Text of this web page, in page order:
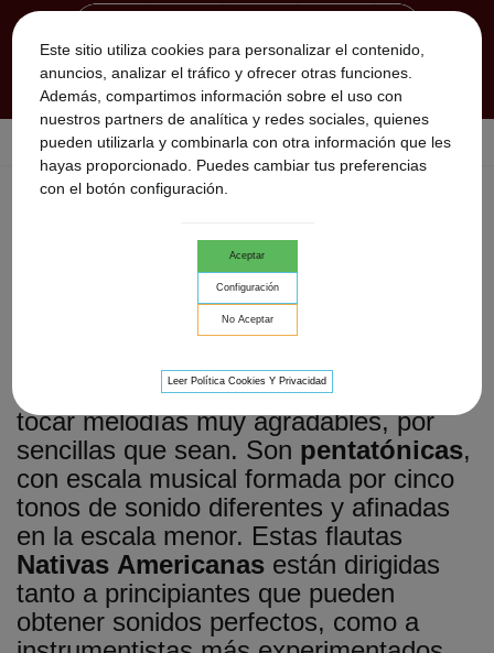
Este sitio utiliza cookies para personalizar el contenido,
anuncios, analizar el tráfico y ofrecer otras funciones.
Además, compartimos información sobre el uso con
nuestros partners de analítica y redes sociales, quienes
pueden utilizarla y combinarla con otra información que les
hayas proporcionado. Puedes cambiar tus preferencias
con el botón configuración.
Aceptar
Configuración
No Aceptar
Leer Política Cookies Y Privacidad
Inicio > Flautas Nativas > Nativas Americanas
NATIVAS AMERICANAS
Nativas Americanas
tradicionales cuya armonía significa
que siempre permanece intacta.Se
fabrican en todas las tonalidades. Este
maravilloso instrumento no requiere
conocimientos previos; todos pueden
tocar melodías muy agradables, por
sencillas que sean. Son pentatónicas,
con escala musical formada por cinco
tonos de sonido diferentes y afinadas
en la escala menor. Estas flautas
Nativas Americanas están dirigidas
tanto a principiantes que pueden
obtener sonidos perfectos, como a